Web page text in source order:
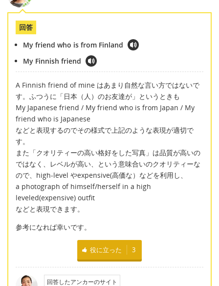
回答
My friend who is from Finland
My Finnish friend
A Finnish friend of mine はあまり自然な言い方ではないで
す。ふつうに「日本（人）のお友達が」というときも
My Japanese friend / My friend who is from Japan / My
friend who is Japanese
などと表現するのでその様式で上記のような表現が適切で
す。
また「クオリティーの高い格好をした写真」は品質が高いの
ではなく、レベルが高い、という意味合いのクオリティーな
ので、high-level やexpensive(高価な）などを利用し、
a photograph of himself/herself in a high
leveled(expensive) outfit
などと表現できます。
参考になれば幸いです。
役に立った 3
回答したアンカーのサイト